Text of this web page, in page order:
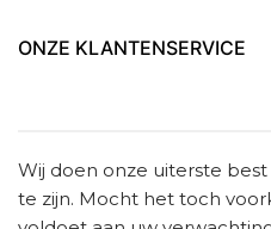
ONZE KLANTENSERVICE
Wij doen onze uiterste
te zijn. Mocht het toch